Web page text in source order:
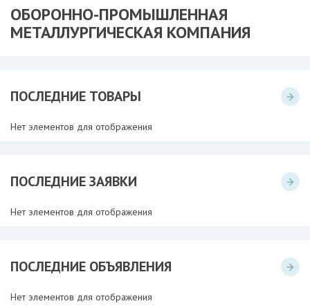
ОБОРОННО-ПРОМЫШЛЕННАЯ
МЕТАЛЛУРГИЧЕСКАЯ КОМПАНИЯ
ПОСЛЕДНИЕ ТОВАРЫ
Нет элементов для отображения
ПОСЛЕДНИЕ ЗАЯВКИ
Нет элементов для отображения
ПОСЛЕДНИЕ ОБЪЯВЛЕНИЯ
Нет элементов для отображения